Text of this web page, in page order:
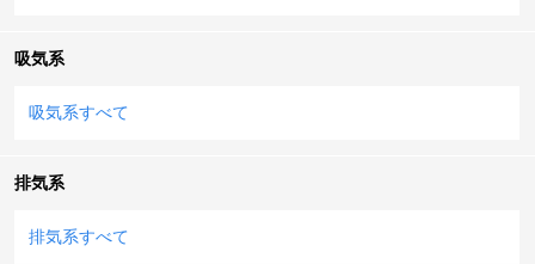
吸気系
吸気系すべて
排気系
排気系すべて